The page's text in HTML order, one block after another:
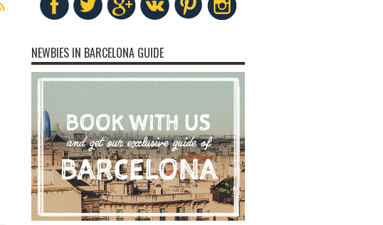
NEWBIES IN BARCELONA GUIDE